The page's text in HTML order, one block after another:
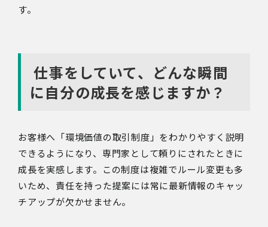
す。
仕事をしていて、どんな瞬間
に自分の成長を感じますか？
お客様へ「環境価値の取引制度」をわかりやすく説明
できるようになり、専門家として頼りにされたときに
成長を実感します。この制度は複雑でルール変更も多
いため、責任を持った提案には常に最新情報のキャッ
チアップが欠かせません。